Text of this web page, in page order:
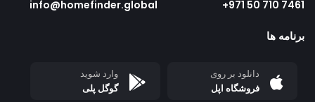
7461 710 50 971+
info@homefinder.global
برنامه ها
دانلود بر روی
فروشگاه اپل
وارد شوید
گوگل پلی